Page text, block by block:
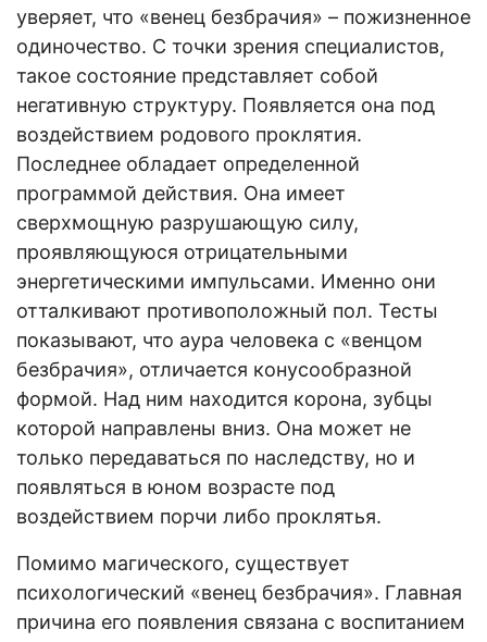
уверяет, что «венец безбрачия» – пожизненное
одиночество. С точки зрения специалистов,
такое состояние представляет собой
негативную структуру. Появляется она под
воздействием родового проклятия.
Последнее обладает определенной
программой действия. Она имеет
сверхмощную разрушающую силу,
проявляющуюся отрицательными
энергетическими импульсами. Именно они
отталкивают противоположный пол. Тесты
показывают, что аура человека с «венцом
безбрачия», отличается конусообразной
формой. Над ним находится корона, зубцы
которой направлены вниз. Она может не
только передаваться по наследству, но и
появляться в юном возрасте под
воздействием порчи либо проклятья.
Помимо магического, существует
психологический «венец безбрачия». Главная
причина его появления связана с воспитанием